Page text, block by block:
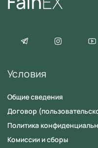
Условия
Общие сведения
Договор
Политика
Комиссии и сборы